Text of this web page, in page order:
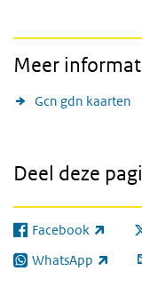
Meer
Gcn gdn kaarten
Deel deze
Facebook
(externe link)
WhatsApp
(externe link)